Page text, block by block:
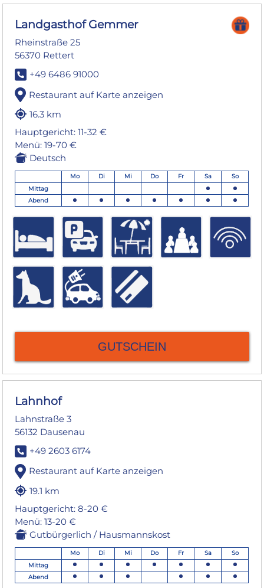
Landgasthof Gemmer
Rheinstraße 25
56370 Rettert
+49 6486 91000
Restaurant auf Karte anzeigen
16.3 km
Hauptgericht: 11-32 €
Menü: 19-70 €
Deutsch
Mo Di Mi Do Fr Sa
So
Mittag
Abend
GUTSCHEIN
Lahnhof
Lahnstraße 3
56132 Dausenau
+49 2603 6174
Restaurant auf Karte anzeigen
19.1 km
Hauptgericht: 8-20 €
Menü: 13-20 €
Gutbürgerlich / Hausmannskost
Mo Di Mi Do Fr Sa
So
Mittag
Abend